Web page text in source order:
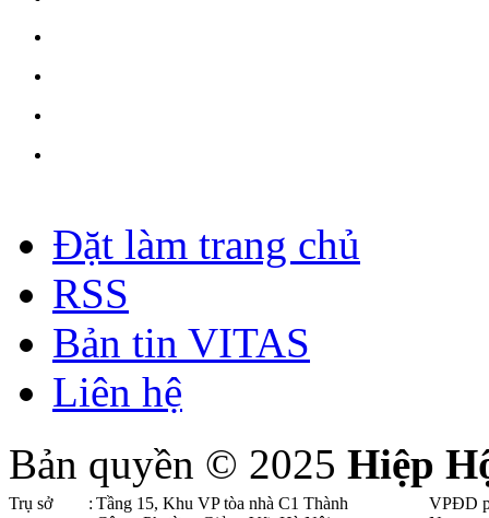
Đặt làm trang chủ
RSS
Bản tin VITAS
Liên hệ
Bản quyền © 2025 Hiệp
Trụ sở : Tầng 15, Khu VP tòa nhà C1 Thành
VPĐD